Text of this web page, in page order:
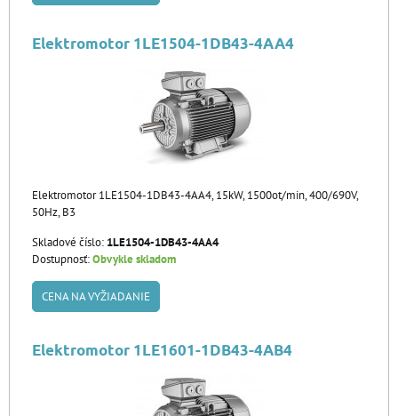
Elektromotor 1LE1504-1DB43-4AA4
Elektromotor 1LE1504-1DB43-4AA4, 15kW, 1500ot/min, 400/690V,
50Hz, B3
Skladové číslo: 1LE1504-1DB43-4AA4
Dostupnosť:Obvykle skladom
CENA NA VYŽIADANIE
Elektromotor 1LE1601-1DB43-4AB4